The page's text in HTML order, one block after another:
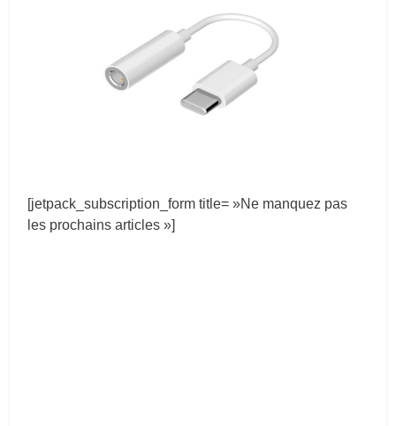
[jetpack_subscription_form title= »Ne manquez pas
les prochains articles »]